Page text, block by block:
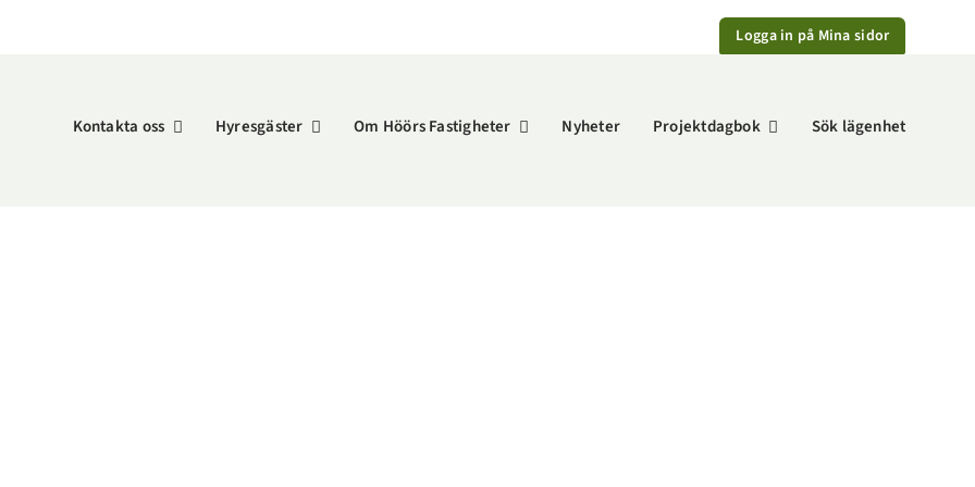
Logga in på Mina sidor
Kontakta oss Hyresgäster Om Höörs Fastigheter Nyheter Projektdagbok Sök lägenhet